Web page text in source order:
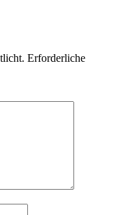
Erforderliche